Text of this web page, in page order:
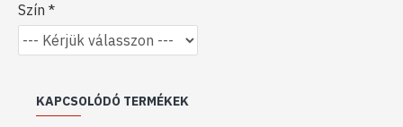
Szín
KAPCSOLÓDÓ TERMÉKEK